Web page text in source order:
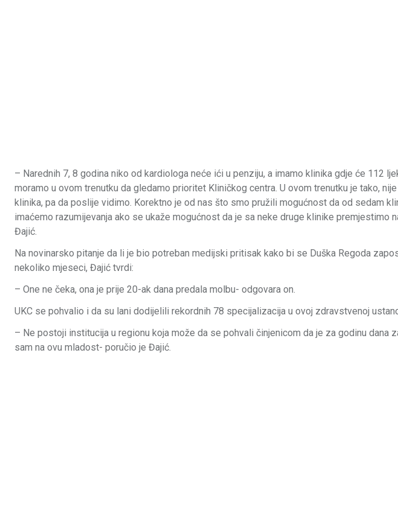
– Narednih 7, 8 godina niko od kardiologa neće ići u penziju, a imamo klinika gdje će 112
moramo u ovom trenutku da gledamo prioritet Kliničkog centra. U ovom trenutku je tako,
klinika, pa da poslije vidimo. Korektno je od nas što smo pružili mogućnost da od sedam
imaćemo razumijevanja ako se ukaže mogućnost da je sa neke druge klinike premjestimo
Đajić.
Na novinarsko pitanje da li je bio potreban medijski pritisak kako bi se Duška Regoda
nekoliko mjeseci, Đajić tvrdi:
– One ne čeka, ona je prije 20-ak dana predala molbu- odgovara on.
UKC se pohvalio i da su lani dodijelili rekordnih 78 specijalizacija u ovoj zdravstvenoj
– Ne postoji institucija u regionu koja može da se pohvali činjenicom da je za godinu dana
sam na ovu mladost- poručio je Đajić.